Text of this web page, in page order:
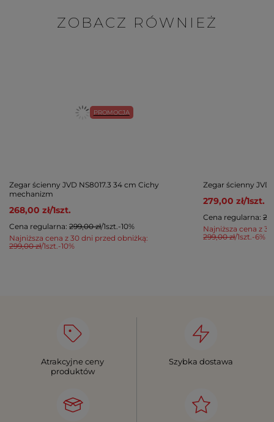
ZOBACZ RÓWNIEŻ
PROMOCJA
Zegar ścienny JVD NS8017.3 34 cm Cichy
mechanizm
268,00 zł/1szt.
Najniższa cena z 30 dni przed obniżką:
299,00 zł/1szt.-10%
Cena regularna: 299,00 zł/1szt.-10%
Zegar ścienny JVD
279,00 zł/1szt.
Najniższa cena z
299,00 zł/1szt.-6%
Cena regularna:
Atrakcyjne ceny
produktów
Szybka dostawa